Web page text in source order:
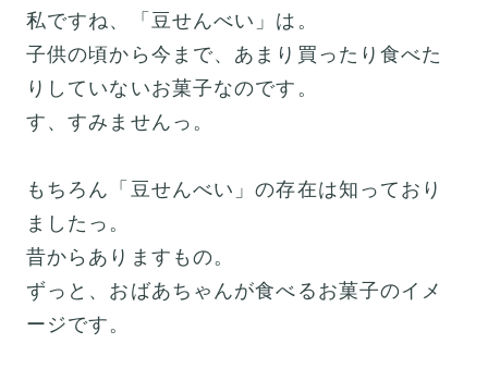
私ですね、「豆せんべい」は。
子供の頃から今まで、あまり買ったり食べた
りしていないお菓子なのです。
す、すみませんっ。
もちろん「豆せんべい」の存在は知っており
ましたっ。
昔からありますもの。
ずっと、おばあちゃんが食べるお菓子のイメ
ージです。